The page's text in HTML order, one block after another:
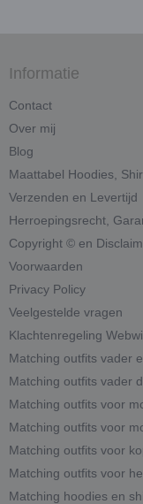
Informatie
Contact
Over mij
Blog
Maattabel Hoodies,
Verzenden en Levertijd
Herroepingsrecht,
Copyright © en
Voorwaarden
Privacy Policy
Veelgestelde vragen
Klachtenregeling
Matching outfits vader
Matching outfits vader
Matching outfits voor
Matching outfits voor
Matching outfits voor
Matching outfits voor
Matching hoodies en